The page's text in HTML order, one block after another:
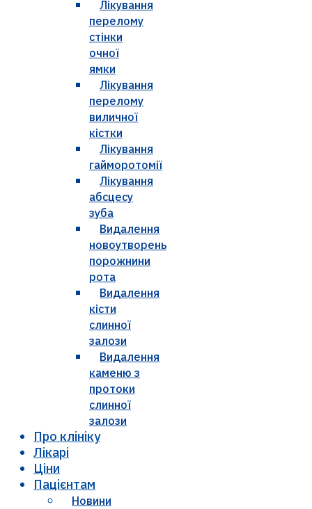
Лікування
перелому
стінки
очної
ямки
Лікування
перелому
виличної
кістки
Лікування
гайморотомії
Лікування
абсцесу
зуба
Видалення
новоутворень
порожнини
рота
Видалення
кісти
слинної
залози
Видалення
каменю з
протоки
слинної
залози
Про клініку
Лікарі
Ціни
Пацієнтам
Новини